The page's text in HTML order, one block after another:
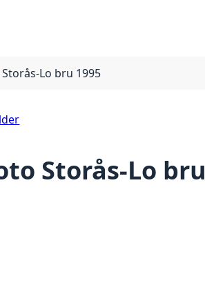
Lo bru 1995
Storås-Lo bru